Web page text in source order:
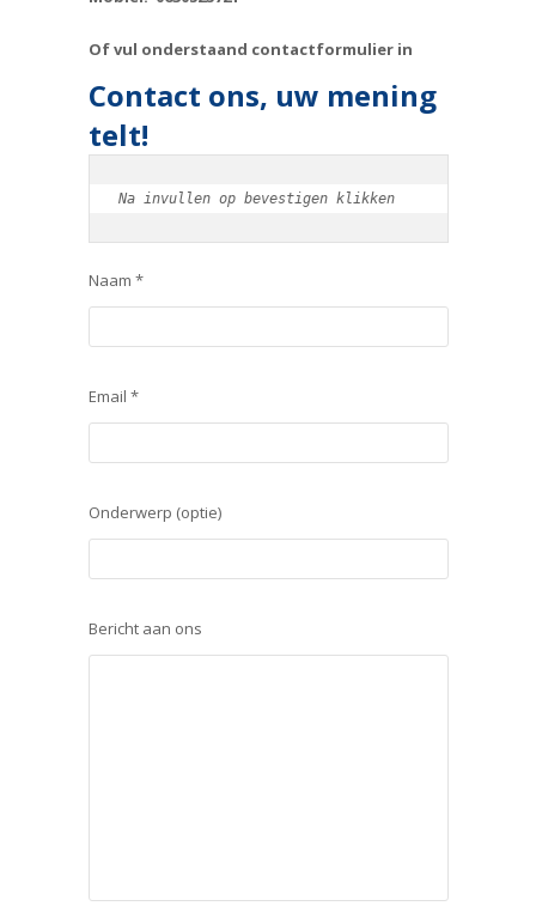
Of vul onderstaand contactformulier in
Contact ons, uw mening
telt!
Na invullen op bevestigen klikken
Naam *
Email *
Onderwerp (optie)
Bericht aan ons